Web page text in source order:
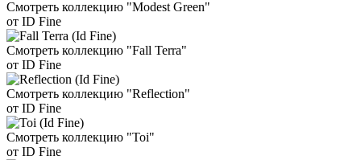
Смотреть коллекцию "Modest Green"
от ID Fine
Смотреть коллекцию "Fall Terra"
от ID Fine
Смотреть коллекцию "Reflection"
от ID Fine
Смотреть коллекцию "Toi"
от ID Fine